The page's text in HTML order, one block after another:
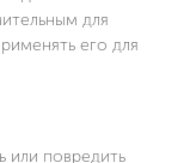
для
его для
или повредить